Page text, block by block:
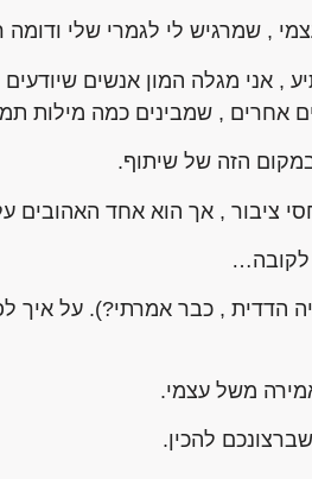
שמרגיש לי לגמרי שלי ודומה
אני מגלה המון אנשים
, שמבינים כמה מילות
הזה של שיתוף.
ציבור , אך הוא אחד האהובים
לקובה…
הדדית , כבר אמרתי?). על איך
משל עצמי.
להכין.